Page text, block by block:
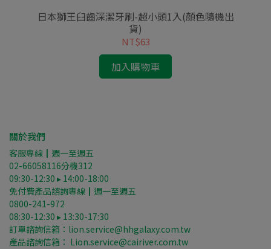
日本獅王臼齒深潔牙刷-超小頭1入(顏色隨機出
貨)
NT$63
加入購物車
關於我們
客服專線┃週一至週五
02-66058116分機312
09:30-12:30 ▸ 14:00-18:00
免付費產品諮詢專線┃週一至週五
0800-241-972
08:30-12:30 ▸ 13:30-17:30
訂單諮詢信箱：lion.service@hhgalaxy.com.tw
產品諮詢信箱： Lion.service@cairiver.com.tw